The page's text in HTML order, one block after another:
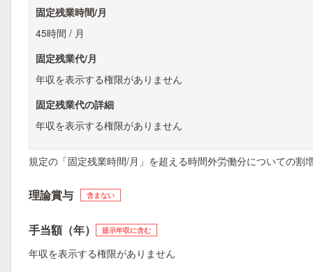
固定残業時間/月
45時間 / 月
固定残業代/月
年収を表示する権限がありません
固定残業代の詳細
年収を表示する権限がありません
規定の「固定残業時間/月」を超える時間外労働分についての割
理論賞与 含まない
手当額（年） 提示年収に含む
年収を表示する権限がありません